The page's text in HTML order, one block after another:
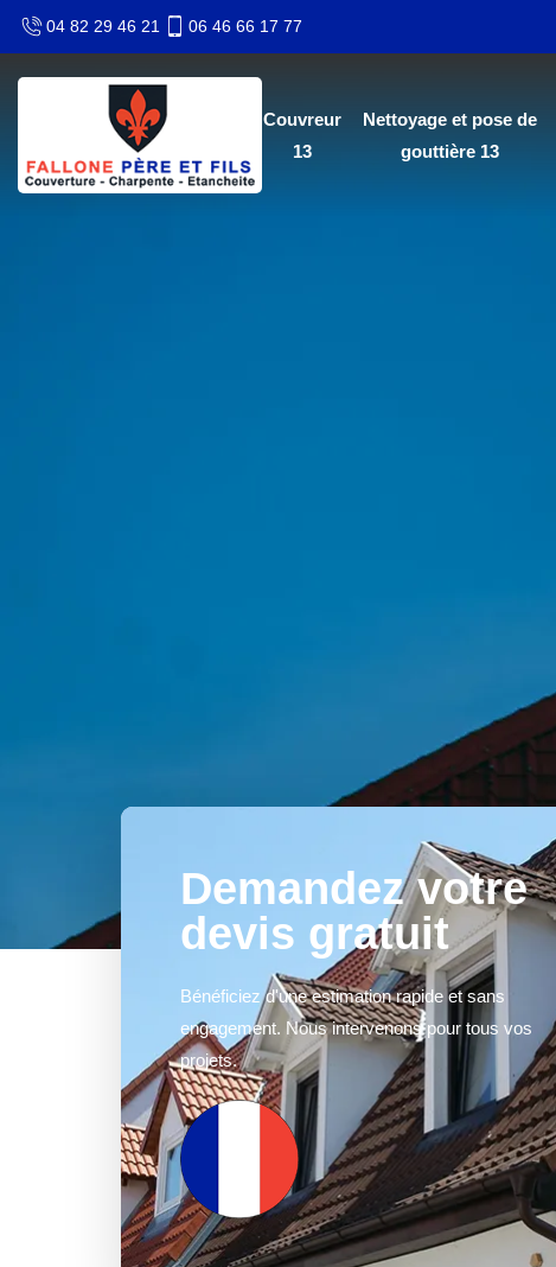
04 82 29 46 21 06 46 66 17 77
Couvreur
13
Nettoyage et pose de
gouttière 13
Demandez votre
devis gratuit
Bénéficiez d'une estimation rapide et sans
engagement. Nous intervenons pour tous vos
projets.